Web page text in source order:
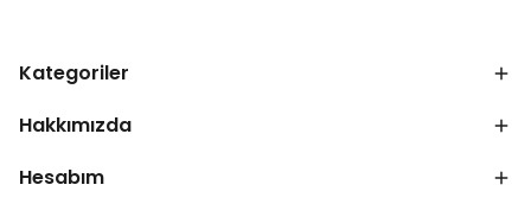
Kategoriler
Hakkımızda
Hesabım